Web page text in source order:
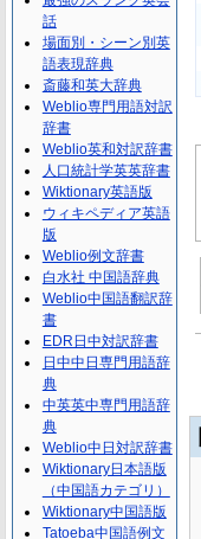
話
場面別・シーン別英
語表現辞典
斎藤和英大辞典
Weblio専門用語対訳
辞書
Weblio英和対訳辞書
人口統計学英英辞書
Wiktionary英語版
ウィキペディア英語
版
Weblio例文辞書
白水社 中国語辞典
Weblio中国語翻訳辞
書
EDR日中対訳辞書
日中中日専門用語辞
典
中英英中専門用語辞
典
Weblio中日対訳辞書
Wiktionary日本語版
（中国語カテゴリ）
Wiktionary中国語版
Tatoeba中国語例文